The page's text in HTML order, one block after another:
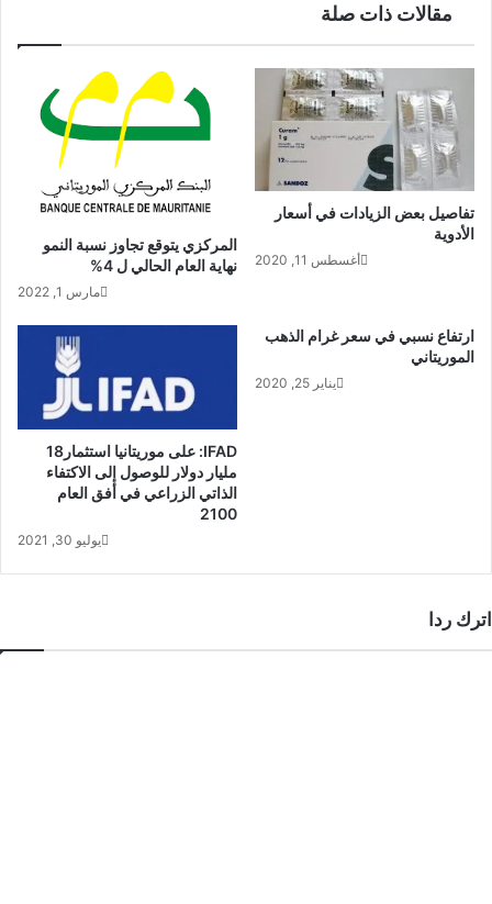
مقالات ذات صلة
المركزي يتوقع تجاوز نسبة النمو
نهاية العام الحالي ل 4%
مارس 1, 2022
تفاصيل بعض الزيادات في أسعار
الأدوية
أغسطس 11, 2020
IFAD: على موريتانيا استثمار18
مليار دولار للوصول إلى الاكتفاء
الذاتي الزراعي في أفق العام
2100
يوليو 30, 2021
ارتفاع نسبي في سعر غرام الذهب
الموريتاني
يناير 25, 2020
اترك ردا